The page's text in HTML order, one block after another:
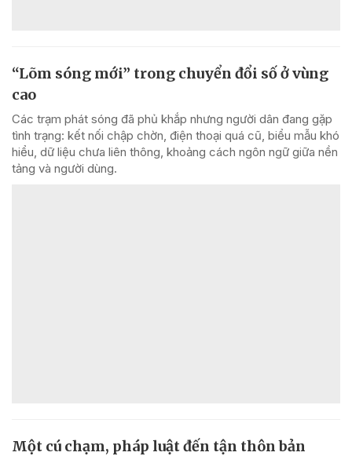
“Lõm sóng mới” trong chuyển đổi số ở vùng
cao
Các trạm phát sóng đã phủ khắp nhưng người dân đang gặp
tình trạng: kết nối chập chờn, điện thoại quá cũ, biểu mẫu khó
hiểu, dữ liệu chưa liên thông, khoảng cách ngôn ngữ giữa nền
tảng và người dùng.
Một cú chạm, pháp luật đến tận thôn bản